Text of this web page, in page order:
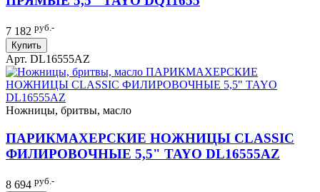
7 182 руб.-
Купить
Арт. DL16555AZ
Ножницы, бритвы, масло
ПАРИКМАХЕРСКИЕ НОЖНИЦЫ CLASSIC
ФИЛИРОВОЧНЫЕ 5,5" TAYO DL16555AZ
8 694 руб.-